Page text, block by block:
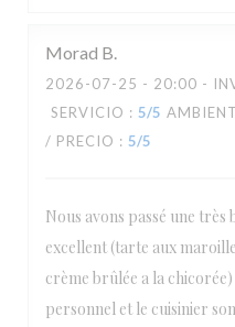
Morad B
2026-07-25 - 20:00 -
SERVICIO : 5/5
/ PRECIO : 5/5
Nous avons passé une
excellent (tarte aux
crème brûlée a la
personnel et le cuisinier